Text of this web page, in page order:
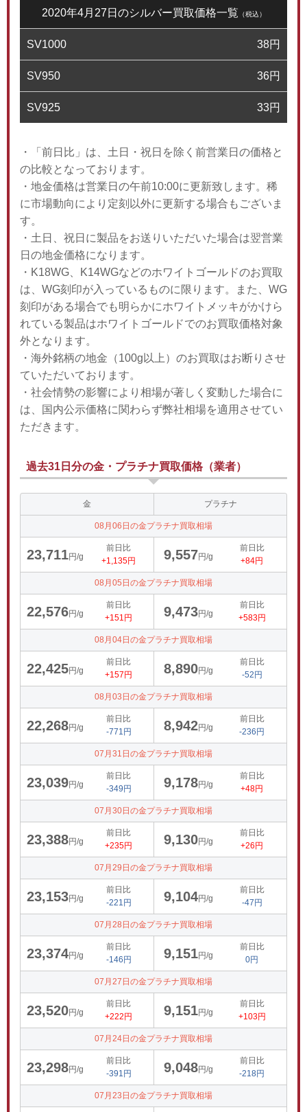
2020年4月27日のシルバー買取価格一覧 （税込）
SV1000 38円
SV950 36円
SV925 33円
・「前日比」は、土日・祝日を除く前営業日の価格と
の比較となっております。
・地金価格は営業日の午前10:00に更新致します。稀
に市場動向により定刻以外に更新する場合もございま
す。
・土日、祝日に製品をお送りいただいた場合は翌営業
日の地金価格になります。
・K18WG、K14WGなどのホワイトゴールドのお買取
は、WG刻印が入っているものに限ります。また、WG
刻印がある場合でも明らかにホワイトメッキがかけら
れている製品はホワイトゴールドでのお買取価格対象
外となります。
・海外銘柄の地金（100g以上）のお買取はお断りさせ
ていただいております。
・社会情勢の影響により相場が著しく変動した場合に
は、国内公示価格に関わらず弊社相場を適用させてい
ただきます。
過去31日分の金・プラチナ買取価格（業者）
金 プラチナ
08月06日の金プラチナ買取相場
23,711円/g
前日比
+1,135円
9,557円/g
前日比
+84円
08月05日の金プラチナ買取相場
22,576円/g
前日比
+151円
9,473円/g
前日比
+583円
08月04日の金プラチナ買取相場
22,425円/g
前日比
+157円
8,890円/g
前日比
-52円
08月03日の金プラチナ買取相場
22,268円/g
前日比
-771円
8,942円/g
前日比
-236円
07月31日の金プラチナ買取相場
23,039円/g
前日比
-349円
9,178円/g
前日比
+48円
07月30日の金プラチナ買取相場
23,388円/g
前日比
+235円
9,130円/g
前日比
+26円
07月29日の金プラチナ買取相場
23,153円/g
前日比
-221円
9,104円/g
前日比
-47円
07月28日の金プラチナ買取相場
23,374円/g
前日比
-146円
9,151円/g
前日比
0円
07月27日の金プラチナ買取相場
23,520円/g
前日比
+222円
9,151円/g
前日比
+103円
07月24日の金プラチナ買取相場
23,298円/g
前日比
-391円
9,048円/g
前日比
-218円
07月23日の金プラチナ買取相場